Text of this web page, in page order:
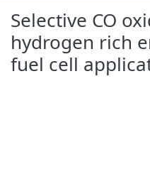
Selective CO
hydrogen rich
fuel cell